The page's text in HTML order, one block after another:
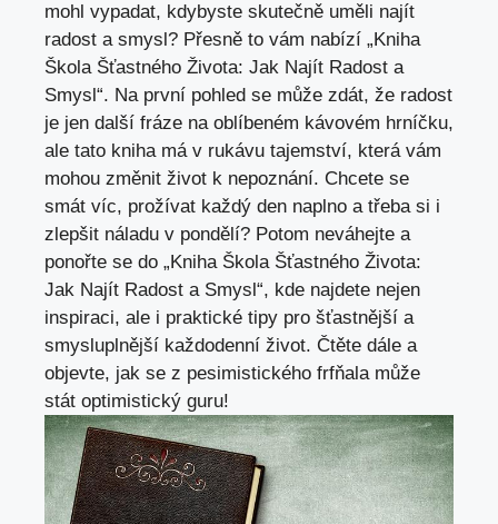
mohl vypadat, kdybyste skutečně uměli najít
radost a smysl? Přesně to vám nabízí „Kniha
Škola Šťastného Života: Jak Najít Radost a
Smysl“. Na první pohled se může zdát, že radost
je jen další fráze na oblíbeném kávovém hrníčku,
ale tato kniha má v rukávu tajemství, která vám
mohou změnit život k nepoznání. Chcete se
smát víc, prožívat každý den naplno a třeba si i
zlepšit náladu v pondělí? Potom neváhejte a
ponořte se do „Kniha Škola Šťastného Života:
Jak Najít Radost a Smysl“, kde najdete nejen
inspiraci, ale i praktické tipy pro šťastnější a
smysluplnější každodenní život. Čtěte dále a
objevte, jak se z pesimistického frfňala může
stát optimistický guru!